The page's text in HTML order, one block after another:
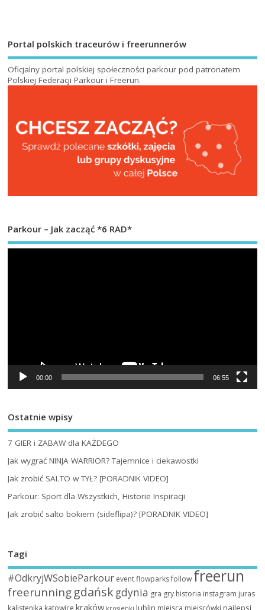
Portal polskich traceurów i freerunnerów
Oficjalny portal polskiej społeczności parkour pod patronatem
Polskiej Federacji Parkour i Freerun.
Parkour – Jak zacząć *6 RAD*
00:00 06:55
Ostatnie wpisy
7 GIER i ZABAW dla KAŻDEGO
Jak wygrać NINJA WARRIOR? Tajemnice i ciekawostki
Jak zrobić SALTO w TYŁ? [PORADNIK VIDEO]
Parkour: Sport dla Wszystkich, Historie Inspiracji
Jak zrobić salto bokiem (sideflipa)? [PORADNIK VIDEO]
Tagi
#OdkryjWSobieParkour event flowparks followfreerun
freerunninggdańskgdynia gra gry historia instagram juras
kraków lublin najlepsi